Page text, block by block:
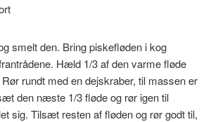
smelt den. Bring piskefløden i kog
Hæld 1/3 af den varme fløde
rundt med en dejskraber, til massen er
den næste 1/3 fløde og rør igen til
sig. Tilsæt resten af fløden og rør godt til,